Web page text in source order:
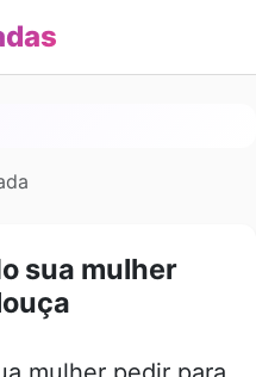
sua mulher